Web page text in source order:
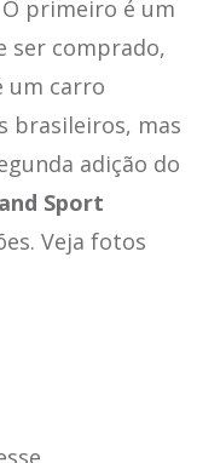
primeiro é um
ser comprado,
um carro
brasileiros, mas
adição do
Sport
Veja fotos